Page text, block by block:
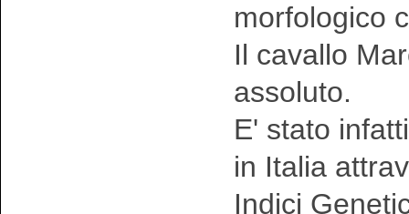
morfologico
Il cavallo
assoluto.
E' stato
in Italia
Indici